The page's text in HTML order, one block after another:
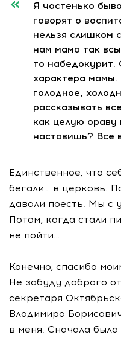
Я частенько
говорят о
нельзя слишком
нам мама так
то набедокурит.
характера
голодное,
рассказывать
как целую
наставишь? Все
Единственное, что
бегали… в церковь.
давали поесть. Мы с
Потом, когда стали
не пойти…
Конечно, спасибо
Не забуду доброго
секретаря
Владимира
в меня. Сначала